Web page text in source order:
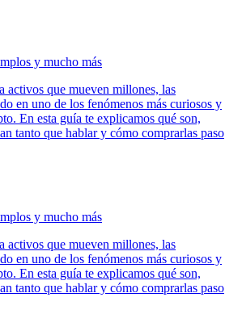
y mucho más
activos que mueven millones, las
en uno de los fenómenos más curiosos y
En esta guía te explicamos qué son,
tanto que hablar y cómo comprarlas paso
y mucho más
activos que mueven millones, las
en uno de los fenómenos más curiosos y
En esta guía te explicamos qué son,
tanto que hablar y cómo comprarlas paso